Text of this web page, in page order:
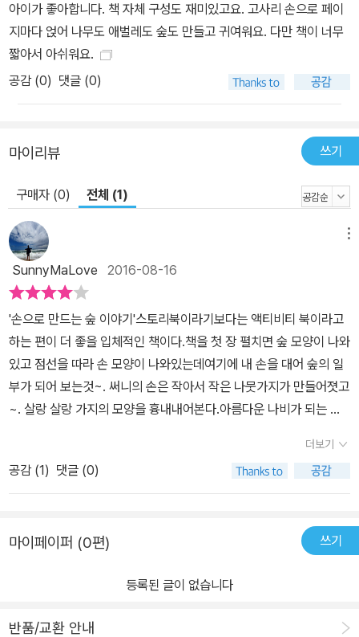
아이가 좋아합니다. 책 자체 구성도 재미있고요. 고사리 손으로 페이
지마다 얹어 나무도 애벌레도 숲도 만들고 귀여워요. 다만 책이 너무
짧아서 아쉬워요.
공감 (0) 댓글 (0)
마이리뷰 쓰기
구매자 (0) 전체 (1)
SunnyMaLove 2016-08-16
'손으로 만드는 숲 이야기'스토리북이라기보다는 액티비티 북이라고
하는 편이 더 좋을 입체적인 책이다.책을 첫 장 펼치면 숲 모양이 나와
있고 점선을 따라 손 모양이 나와있는데여기에 내 손을 대어 숲의 일
부가 되어 보는것~. 써니의 손은 작아서 작은 나뭇가지가 만들어졋고
~. 살랑 살랑 가지의 모양을 흉내내어본다.아름다운 나비가 되는 애
팔랑 나비가 되어 날아가는 모습을 표현할수도 있다.큰 풀숲,작은 풀
숲.엄마와 함께 만드는 재미도 쏠쏠. 별다른 도구나 준비물없이 책만
있으면 바로 상상력으로자연물들을 만들어낼수있는것이 가장 큰 장
이에 보여주면 좋을듯하다. 써니(42개월)보다는 조금 더 어린 친구
지시하는 것 외에 손가락으로 책 위 나무에 열매도 만들고 꽃도 만들
더보기
공감 (1) 댓글 (0)
마이페이퍼 (0편) 쓰기
등록된 글이 없습니다
반품/교환 안내